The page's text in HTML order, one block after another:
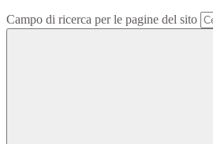
Campo di ricerca per le pagine del sito